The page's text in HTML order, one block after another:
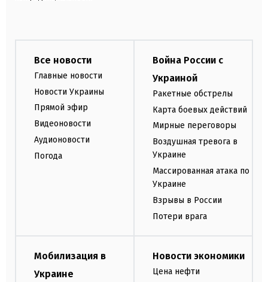
Все новости
Главные новости
Новости Украины
Прямой эфир
Видеоновости
Аудионовости
Погода
Война России с
Украиной
Ракетные обстрелы
Карта боевых действий
Мирные переговоры
Воздушная тревога в
Украине
Массированная атака по
Украине
Взрывы в России
Потери врага
Мобилизация в
Украине
Новости экономики
Цена нефти